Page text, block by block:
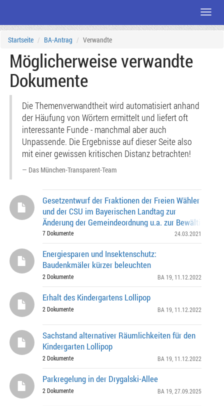
Seiteninhalt
Startseite BA-Antrag Verwandte
Möglicherweise verwandte
Dokumente
Die Themenverwandtheit wird automatisiert anhand
der Häufung von Wörtern ermittelt und liefert oft
interessante Funde - manchmal aber auch
Unpassende. Die Ergebnisse auf dieser Seite also
mit einer gewissen kritischen Distanz betrachten!
Das München-Transparent-Team
Gesetzentwurf der Fraktionen der Freien Wähler
und der CSU im Bayerischen Landtag zur
Änderung der Gemeindeordnung u.a. zur Bewältigung
Corona-Pandemie vom 03.02.2021
7 Dokumente 24.03.2021
Energiesparen und Insektenschutz:
Baudenkmäler kürzer beleuchten
2 Dokumente BA 19 , 11.12.2022
Erhalt des Kindergartens Lollipop
2 Dokumente BA 19 , 11.12.2022
Sachstand alternativer Räumlichkeiten für den
Kindergarten Lollipop
2 Dokumente BA 19 , 11.12.2022
Parkregelung in der Drygalski-Allee
2 Dokumente BA 19 , 27.09.2025